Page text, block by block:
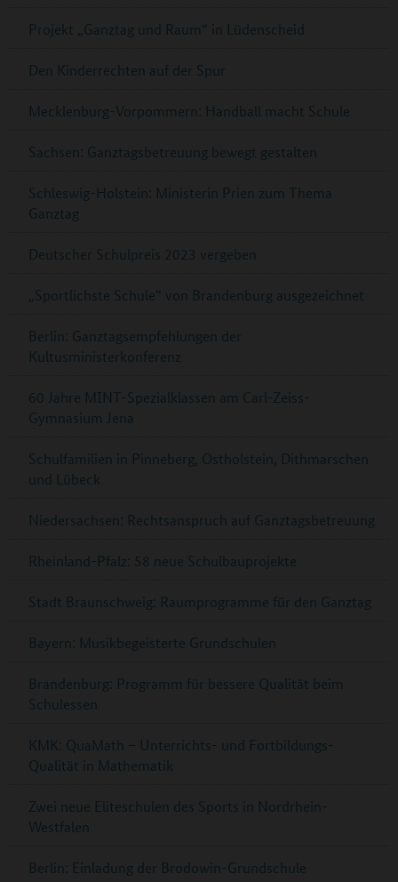
Projekt „Ganztag und Raum“ in Lüdenscheid
Den Kinderrechten auf der Spur
Mecklenburg-Vorpommern: Handball macht Schule
Sachsen: Ganztagsbetreuung bewegt gestalten
Schleswig-Holstein: Ministerin Prien zum Thema
Ganztag
Deutscher Schulpreis 2023 vergeben
„Sportlichste Schule“ von Brandenburg ausgezeichnet
Berlin: Ganztagsempfehlungen der
Kultusministerkonferenz
60 Jahre MINT-Spezialklassen am Carl-Zeiss-
Gymnasium Jena
Schulfamilien in Pinneberg, Ostholstein, Dithmarschen
und Lübeck
Niedersachsen: Rechtsanspruch auf Ganztagsbetreuung
Rheinland-Pfalz: 58 neue Schulbauprojekte
Stadt Braunschweig: Raumprogramme für den Ganztag
Bayern: Musikbegeisterte Grundschulen
Brandenburg: Programm für bessere Qualität beim
Schulessen
KMK: QuaMath – Unterrichts- und Fortbildungs-
Qualität in Mathematik
Zwei neue Eliteschulen des Sports in Nordrhein-
Westfalen
Berlin: Einladung der Brodowin-Grundschule